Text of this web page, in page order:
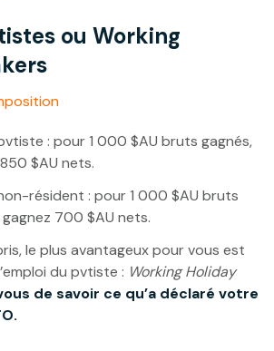
ou Working
: pour 1 000 $AU bruts gagnés,
$AU nets.
résident : pour 1 000 $AU bruts
700 $AU nets.
le plus avantageux pour vous est
du pvtiste : Working Holiday
de savoir ce qu’a déclaré votre